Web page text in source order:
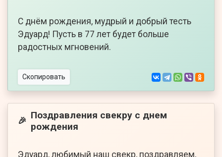
С днём рождения, мудрый и добрый тесть
Эдуард! Пусть в 77 лет будет больше
радостных мгновений.
Скопировать
🎉 Поздравления свекру с днем
рождения
Эдуард, любимый наш свекр, поздравляем,